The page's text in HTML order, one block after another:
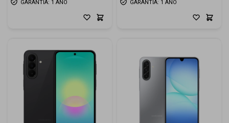
GARANTÍA: 1 AÑO GARANTÍA: 1 AÑO